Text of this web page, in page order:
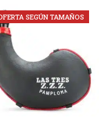
SEGÚN TAMAÑOS